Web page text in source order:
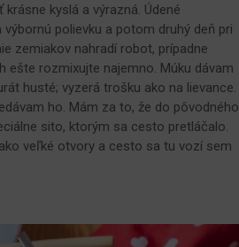
kyslá a výrazná. Údené
polievku a potom druhý deň pri
zemiakov nahradí robot, prípadne
ešte rozmixujte najemno. Múku dávam
husté; vyzerá trošku ako na lievance.
ho. Mám za to, že do pôvodného
sito, ktorým sa cesto pretláčalo.
veľké otvory a cesto sa tu vozí sem